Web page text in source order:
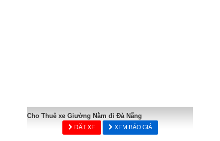
Cho Thuê xe Giường Nằm đi Đà Nẵng
ĐẶT XE XEM BÁO GIÁ